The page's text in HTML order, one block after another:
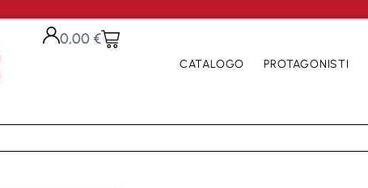
0,00€
CATALOGO PROTAGONISTI